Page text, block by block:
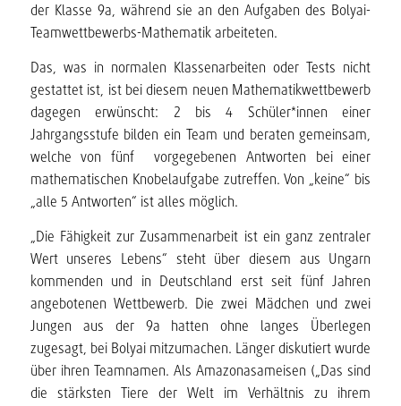
der Klasse 9a, während sie an den Aufgaben des Bolyai-
Teamwettbewerbs-Mathematik arbeiteten.
Das, was in normalen Klassenarbeiten oder Tests nicht
gestattet ist, ist bei diesem neuen Mathematikwettbewerb
dagegen erwünscht: 2 bis 4 Schüler*innen einer
Jahrgangsstufe bilden ein Team und beraten gemeinsam,
welche von fünf vorgegebenen Antworten bei einer
mathematischen Knobelaufgabe zutreffen. Von „keine“ bis
„alle 5 Antworten“ ist alles möglich.
„Die Fähigkeit zur Zusammenarbeit ist ein ganz zentraler
Wert unseres Lebens“ steht über diesem aus Ungarn
kommenden und in Deutschland erst seit fünf Jahren
angebotenen Wettbewerb. Die zwei Mädchen und zwei
Jungen aus der 9a hatten ohne langes Überlegen
zugesagt, bei Bolyai mitzumachen. Länger diskutiert wurde
über ihren Teamnamen. Als Amazonasameisen („Das sind
die stärksten Tiere der Welt im Verhältnis zu ihrem